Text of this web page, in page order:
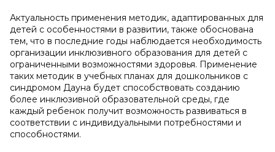
Актуальность применения методик, адаптированных для
детей с особенностями в развитии, также обоснована
тем, что в последние годы наблюдается необходимость
организации инклюзивного образования для детей с
ограниченными возможностями здоровья. Применение
таких методик в учебных планах для дошкольников с
синдромом Дауна будет способствовать созданию
более инклюзивной образовательной среды, где
каждый ребенок получит возможность развиваться в
соответствии с индивидуальными потребностями и
способностями.